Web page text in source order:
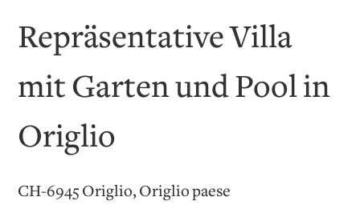
Repräsentative Villa
mit Garten und Pool in
Origlio
CH-6945 Origlio, Origlio paese